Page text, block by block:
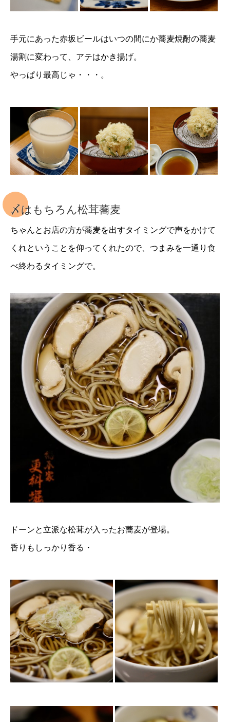
手元にあった赤坂ビールはいつの間にか蕎麦焼酎の蕎麦
湯割に変わって、アテはかき揚げ。
やっぱり最高じゃ・・・。
〆はもちろん松茸蕎麦
ちゃんとお店の方が蕎麦を出すタイミングで声をかけて
くれということを仰ってくれたので、つまみを一通り食
べ終わるタイミングで。
ドーンと立派な松茸が入ったお蕎麦が登場。
香りもしっかり香る・